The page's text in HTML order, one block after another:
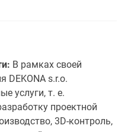
В рамках своей
DEKONA s.r.o.
услуги, т. е.
проектной
3D-контроль,